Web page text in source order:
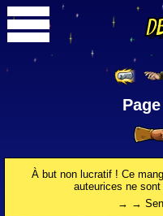
À but non lucratif ! Ce
auteurices ne sont
→ →